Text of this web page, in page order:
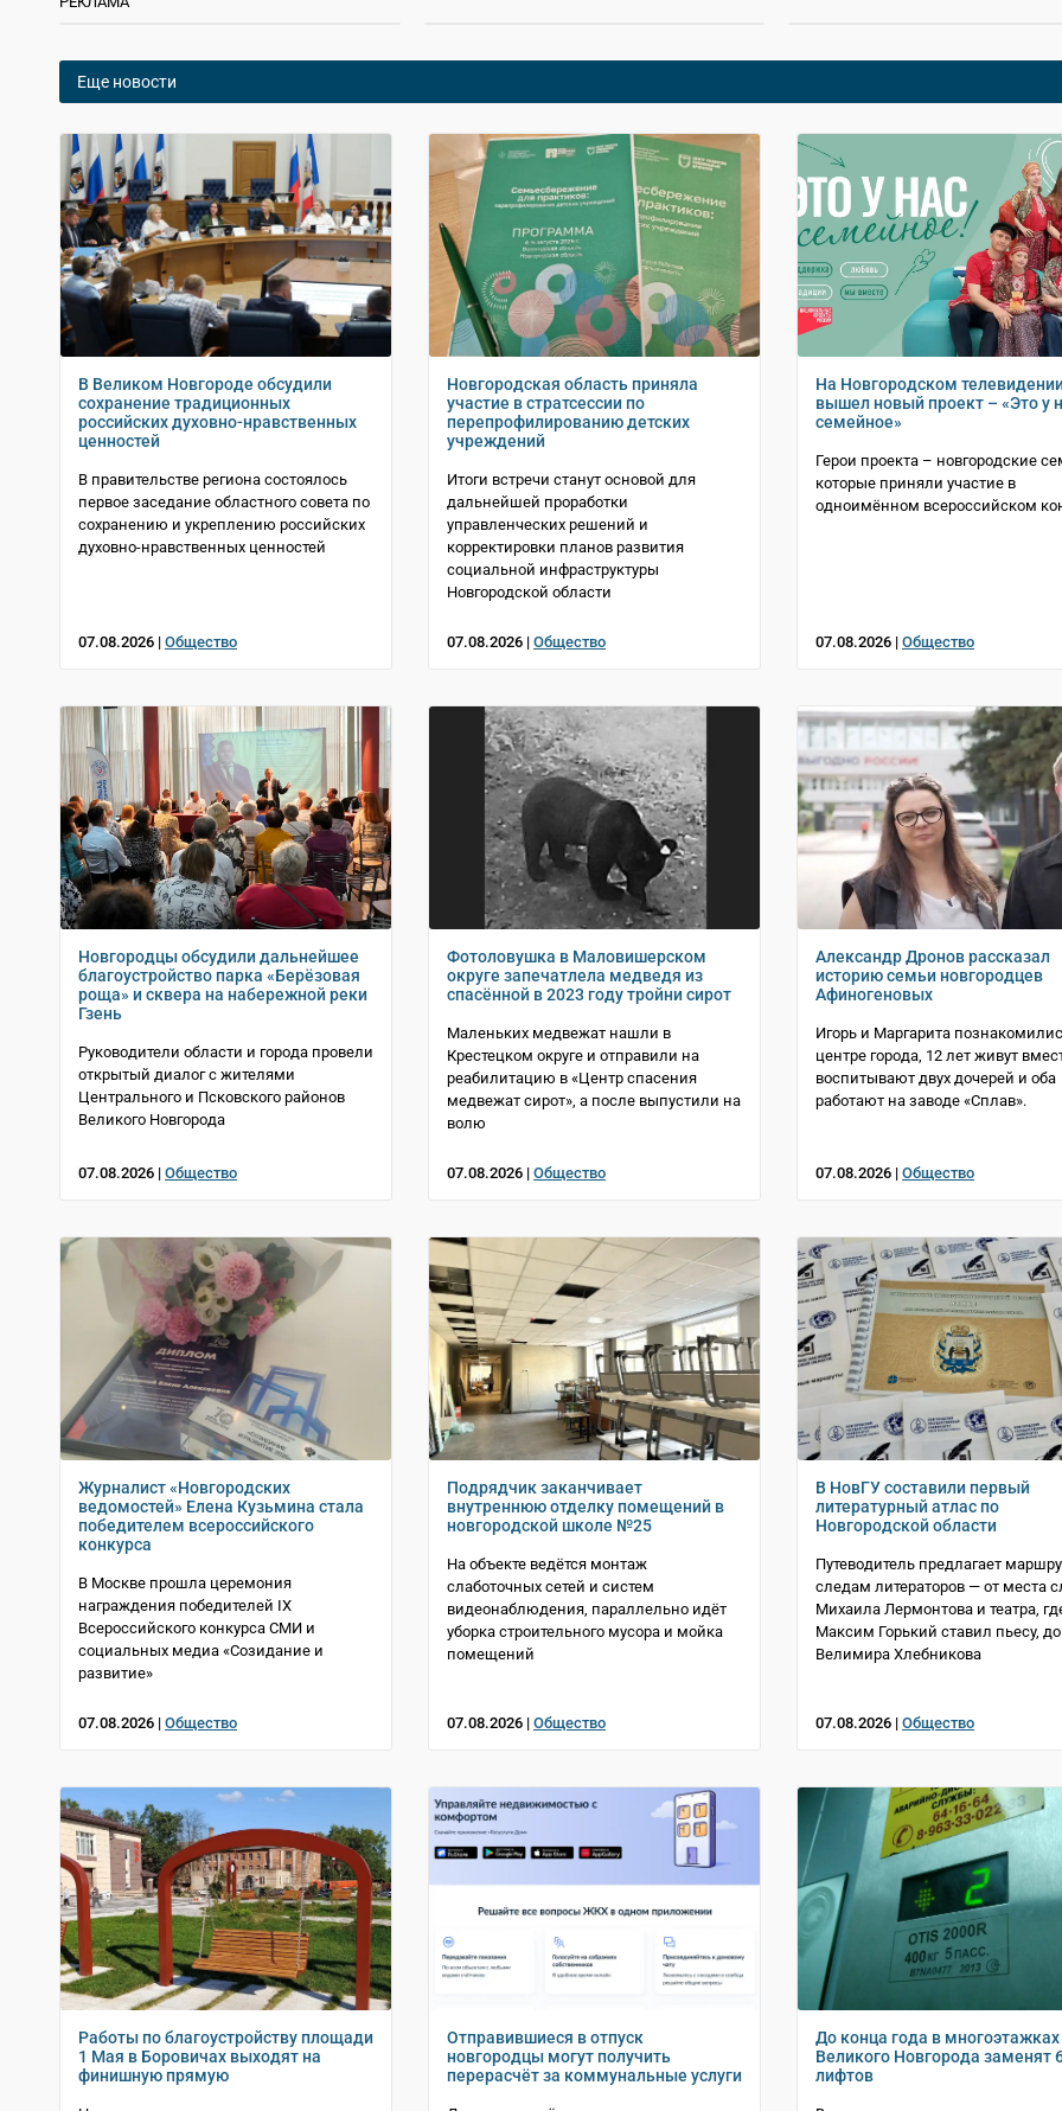
Еще новости
В Великом Новгороде обсудили
сохранение традиционных
российских духовно-нравственных
ценностей
В правительстве региона состоялось
первое заседание областного совета по
сохранению и укреплению российских
духовно-нравственных ценностей
07.08.2026 | Общество
Новгородская область приняла
участие в стратсессии по
перепрофилированию детских
учреждений
Итоги встречи станут основой для
дальнейшей проработки
управленческих решений и
корректировки планов развития
социальной инфраструктуры
Новгородской области
07.08.2026 | Общество
На Новгородском
вышел новый проект – «Это у
семейное»
Герои проекта – новгородские
которые приняли участие в
одноимённом всероссийском
07.08.2026 | Общество
Новгородцы обсудили дальнейшее
благоустройство парка «Берёзовая
роща» и сквера на набережной реки
Гзень
Руководители области и города провели
открытый диалог с жителями
Центрального и Псковского районов
Великого Новгорода
07.08.2026 | Общество
Фотоловушка в Маловишерском
округе запечатлела медведя из
спасённой в 2023 году тройни сирот
Маленьких медвежат нашли в
Крестецком округе и отправили на
реабилитацию в «Центр спасения
медвежат сирот», а после выпустили на
волю
07.08.2026 | Общество
Александр Дронов рассказал
историю семьи новгородцев
Афиногеновых
Игорь и Маргарита
центре города, 12 лет живут
воспитывают двух дочерей и оба
работают на заводе «Сплав».
07.08.2026 | Общество
Журналист «Новгородских
ведомостей» Елена Кузьмина стала
победителем всероссийского
конкурса
В Москве прошла церемония
награждения победителей IX
Всероссийского конкурса СМИ и
социальных медиа «Созидание и
развитие»
07.08.2026 | Общество
Подрядчик заканчивает
внутреннюю отделку помещений в
новгородской школе №25
На объекте ведётся монтаж
слаботочных сетей и систем
видеонаблюдения, параллельно идёт
уборка строительного мусора и мойка
помещений
07.08.2026 | Общество
В НовГУ составили первый
литературный атлас по
Новгородской области
Путеводитель предлагает
следам литераторов — от места
Михаила Лермонтова и театра,
Максим Горький ставил пьесу,
Велимира Хлебникова
07.08.2026 | Общество
Работы по благоустройству площади
1 Мая в Боровичах выходят на
финишную прямую
Отправившиеся в отпуск
новгородцы могут получить
перерасчёт за коммунальные услуги
До конца года в многоэтажках
Великого Новгорода заменят
лифтов